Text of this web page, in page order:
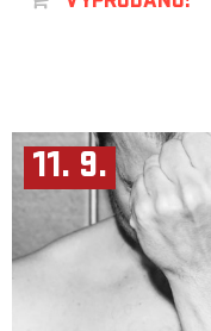
11. 9.